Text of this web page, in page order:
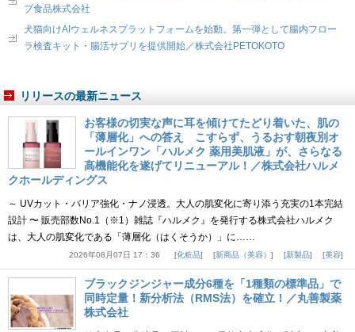
プ食品株式会社
犬猫向けAIウェルネスプラットフォームを始動。第一弾として腸内フロー
ラ検査キット・腸活サプリを提供開始／株式会社PETOKOTO
リリースの最新ニュース
お客様の切実な声に耳を傾けてたどり着いた、肌の
「薄層化」への答え こすらず、うるおす朝夜別オ
ールインワン「ハルメク 薬用美肌液」が、さらなる
高機能化を遂げてリニューアル！／株式会社ハルメ
クホールディングス
～ UVカット・バリア強化・ナノ浸透。大人の肌変化に寄り添う充実の1本完結
設計 〜 販売部数No.1（※1）雑誌『ハルメク』を発行する株式会社ハルメク
は、大人の肌変化である「薄層化（はくそうか）」に……
2026年08月07日 17：36 化粧品 新商品（美容） 新製品 美容
ブラックジンジャー成分6種を「1種類の標準品」で
同時定量！新分析法（RMS法）を確立！／丸善製薬
株式会社